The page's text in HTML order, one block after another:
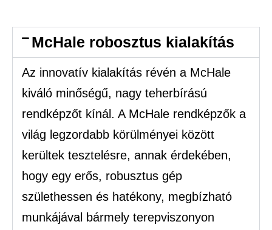
McHale robosztus kialakítás
Az innovatív kialakítás révén a McHale
kiváló minőségű, nagy teherbírású
rendképzőt kínál. A McHale rendképzők a
világ legzordabb körülményei között
kerültek tesztelésre, annak érdekében,
hogy egy erős, robusztus gép
születhessen és hatékony, megbízható
munkájával bármely terepviszonyon